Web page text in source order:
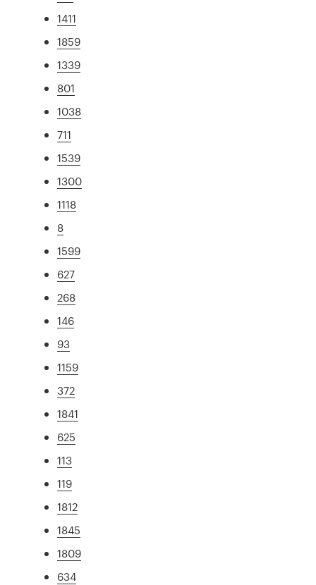
1411
1859
1339
801
1038
711
1539
1300
1118
8
1599
627
268
146
93
1159
372
1841
625
113
119
1812
1845
1809
634